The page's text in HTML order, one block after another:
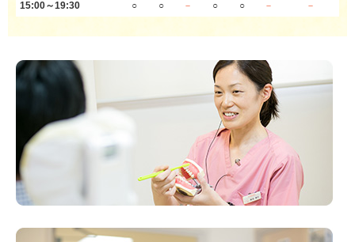
15:00～19:30 ○ ○ － ○ ○ － －